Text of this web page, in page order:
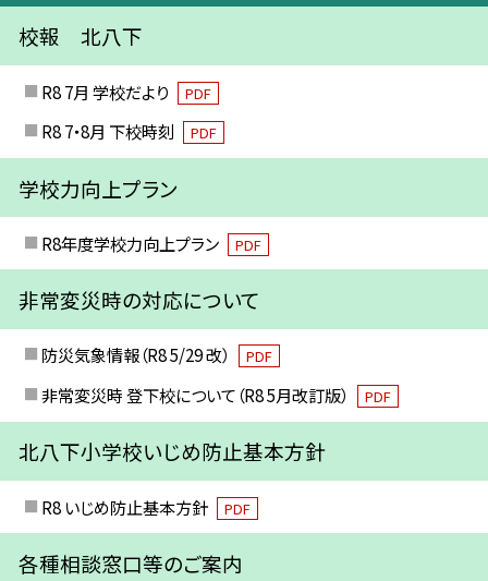
校報 北八下
R8 7月 学校だより PDF
R8 7・8月 下校時刻 PDF
学校力向上プラン
R8年度学校力向上プラン PDF
非常変災時の対応について
防災気象情報（R8 5/29 改） PDF
非常変災時 登下校について（R8 5月改訂版） PDF
北八下小学校いじめ防止基本方針
R8 いじめ防止基本方針 PDF
各種相談窓口等のご案内